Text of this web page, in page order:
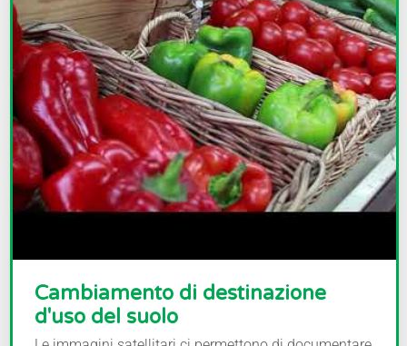
Cambiamento di destinazione
d'uso del suolo